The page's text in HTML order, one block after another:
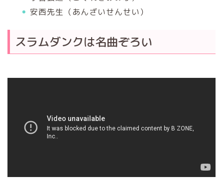
安西先生（あんざいせんせい）
スラムダンクは名曲ぞろい